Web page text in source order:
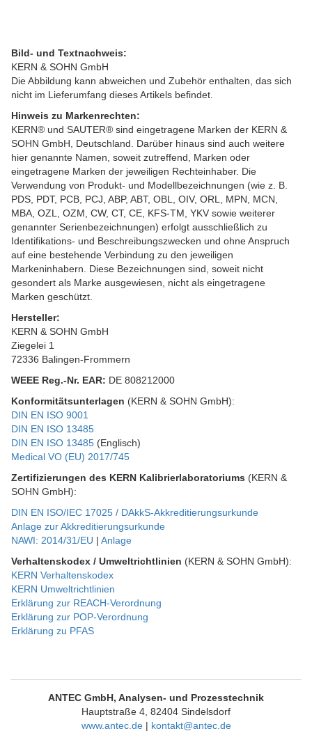
Bild- und Textnachweis:
KERN & SOHN GmbH
Die Abbildung kann abweichen und Zubehör enthalten, das sich
nicht im Lieferumfang dieses Artikels befindet.
Hinweis zu Markenrechten:
KERN® und SAUTER® sind eingetragene Marken der KERN &
SOHN GmbH, Deutschland. Darüber hinaus sind auch weitere
hier genannte Namen, soweit zutreffend, Marken oder
eingetragene Marken der jeweiligen Rechteinhaber. Die
Verwendung von Produkt- und Modellbezeichnungen (wie z. B.
PDS, PDT, PCB, PCJ, ABP, ABT, OBL, OIV, ORL, MPN, MCN,
MBA, OZL, OZM, CW, CT, CE, KFS-TM, YKV sowie weiterer
genannter Serienbezeichnungen) erfolgt ausschließlich zu
Identifikations- und Beschreibungszwecken und ohne Anspruch
auf eine bestehende Verbindung zu den jeweiligen
Markeninhabern. Diese Bezeichnungen sind, soweit nicht
gesondert als Marke ausgewiesen, nicht als eingetragene
Marken geschützt.
Hersteller:
KERN & SOHN GmbH
Ziegelei 1
72336 Balingen-Frommern
WEEE Reg.-Nr. EAR: DE 808212000
Konformitätsunterlagen (KERN & SOHN GmbH):
DIN EN ISO 9001
DIN EN ISO 13485
DIN EN ISO 13485 (Englisch)
Medical VO (EU) 2017/745
Zertifizierungen des KERN Kalibrierlaboratoriums (KERN &
SOHN GmbH):
DIN EN ISO/IEC 17025 / DAkkS-Akkreditierungsurkunde
Anlage zur Akkreditierungsurkunde
NAWI: 2014/31/EU | Anlage
Verhaltenskodex / Umweltrichtlinien (KERN & SOHN GmbH):
KERN Verhaltenskodex
KERN Umweltrichtlinien
Erklärung zur REACH-Verordnung
Erklärung zur POP-Verordnung
Erklärung zu PFAS
ANTEC GmbH, Analysen- und Prozesstechnik
Hauptstraße 4, 82404 Sindelsdorf
www.antec.de| kontakt@antec.de